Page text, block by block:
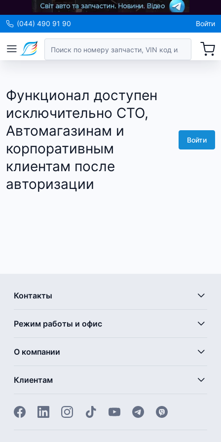
(044) 490 91 90 Войти
Функционал доступен
исключительно СТО,
Автомагазинам и
корпоративным
клиентам после
авторизации
Войти
Контакты
Режим работы и офис
О компании
Клиентам